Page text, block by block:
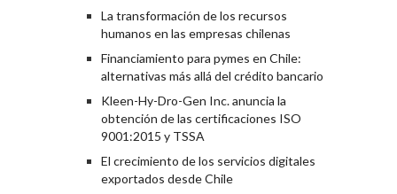
La transformación de los recursos
humanos en las empresas chilenas
Financiamiento para pymes en Chile:
alternativas más allá del crédito bancario
Kleen-Hy-Dro-Gen Inc. anuncia la
obtención de las certificaciones ISO
9001:2015 y TSSA
El crecimiento de los servicios digitales
exportados desde Chile